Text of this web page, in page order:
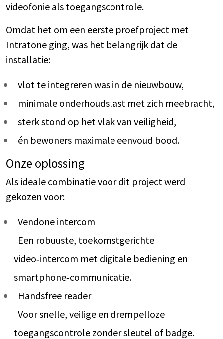
videofonie als toegangscontrole.
Omdat het om een eerste proefproject met
Intratone ging, was het belangrijk dat de
installatie:
vlot te integreren was in de nieuwbouw,
minimale onderhoudslast met zich meebracht,
sterk stond op het vlak van veiligheid,
én bewoners maximale eenvoud bood.
Onze oplossing
Als ideale combinatie voor dit project werd
gekozen voor:
Vendone intercom
Een robuuste, toekomstgerichte
video‑intercom met digitale bediening en
smartphone‑communicatie.
Handsfree reader
Voor snelle, veilige en drempelloze
toegangscontrole zonder sleutel of badge.